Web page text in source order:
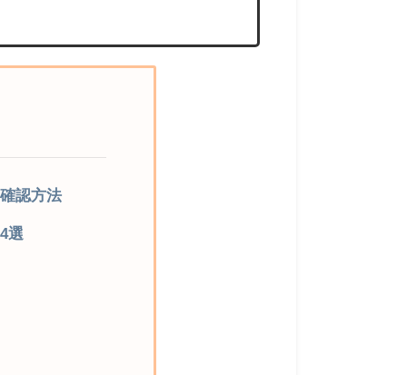
認方法
選